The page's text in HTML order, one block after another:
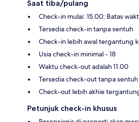
Saat tiba/pulang
Check-in mulai: 15.00; Batas
Tersedia check-in tanpa sentuh
Check-in lebih awal tergantung
Usia check-in minimal - 18
Waktu check-out adalah 11.00
Tersedia check-out tanpa sentuh
Check-out lebih akhie
Petunjuk check-in khusus